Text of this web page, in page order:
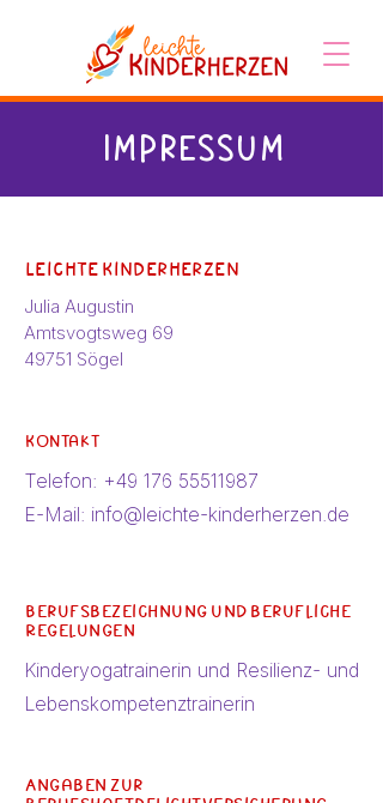
Impressum
Leichte Kinderherzen
Julia Augustin
Amtsvogtsweg 69
49751 Sögel
Kontakt
Telefon: +49 176 55511987
E-Mail: info@leichte-kinderherzen.de
Berufsbezeichnung und berufliche
Regelungen
Kinderyogatrainerin und Resilienz- und
Lebenskompetenztrainerin
Angaben zur